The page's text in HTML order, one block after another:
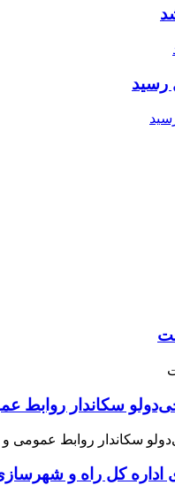
رسید
سکاندار روابط
کل راه و